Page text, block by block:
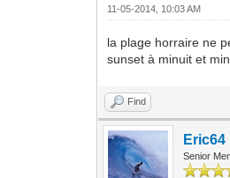
11-05-2014, 10:03 AM
la plage horraire ne
sunset à minuit et
Find
Eric64
Senior